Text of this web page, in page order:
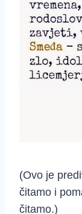
(Ovo je
čitamo i
čitamo.)